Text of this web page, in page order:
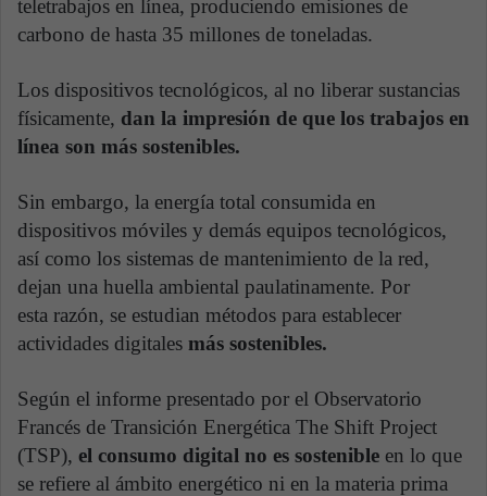
teletrabajos en línea, produciendo emisiones de
carbono de hasta 35 millones de toneladas.
Los dispositivos tecnológicos, al no liberar sustancias
físicamente, dan la impresión de que los trabajos en
línea son más sostenibles.
Sin embargo, la energía total consumida en
dispositivos móviles y demás equipos tecnológicos,
así como los sistemas de mantenimiento de la red,
dejan una huella ambiental paulatinamente. Por
esta razón, se estudian métodos para establecer
actividades digitales más sostenibles.
Según el informe presentado por el Observatorio
Francés de Transición Energética The Shift Project
(TSP), el consumo digital no es sostenible en lo que
se refiere al ámbito energético ni en la materia prima